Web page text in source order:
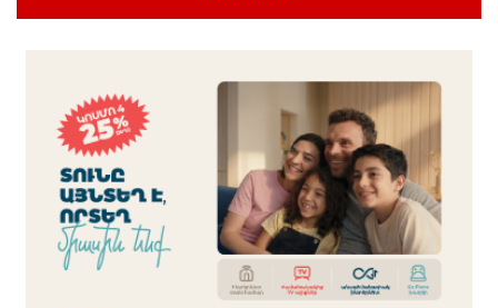
8 дней назад
Пашинян ты упустил свой шанс уйти спокойно.
Аршак Карапетян
9 дней назад
Обновленный Центр продаж и обслуживания Ucom
открылся по адресу ул. Шаумяна, 24/2 в Арарате